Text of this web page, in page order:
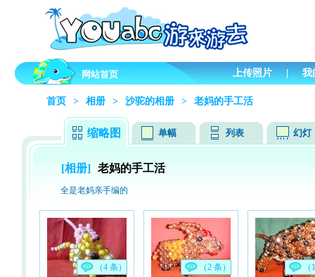
网站首页 上传照片 | 我
首页 > 相册 > 沙驼的相册 > 老妈的手工活
缩略图 单幅 列表 幻灯
[相册] 老妈的手工活
全是老妈亲手编的
（4 条） （2 条）